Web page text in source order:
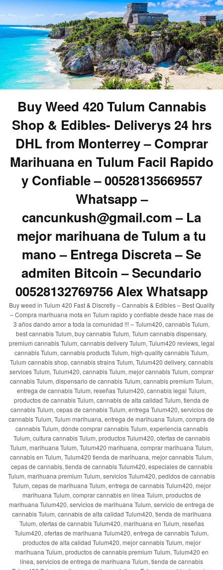
Buy Weed 420 Tulum Cannabis
Shop & Edibles- Deliverys 24 hrs
DHL from Monterrey – Comprar
Marihuana en Tulum Facil Rapido
y Confiable – 00528135669557
Whatsapp –
cancunkush@gmail.com – La
mejor marihuana de Tulum a tu
mano – Entrega Discreta – Se
admiten Bitcoin – Secundario
00528132769756 Alex Whatsapp
Buy weed in Tulum 420 Fast & Discretly – Cannabis & Edibles – Best Quality
– Compra marihuana mota en Tulum rapido y confiable desde hace mas de
3 años dando amor a toda la comunidad !!! – Tulum420, cannabis Tulum,
best cannabis Tulum, buy cannabis Tulum, Tulum cannabis dispensary,
premium cannabis Tulum, cannabis delivery Tulum, Tulum420 reviews, legal
cannabis Tulum, cannabis products Tulum, high-quality cannabis Tulum,
Tulum cannabis shop, cannabis strains Tulum, Tulum420 delivery, cannabis
services Tulum, Tulum420, cannabis Tulum, mejor cannabis Tulum, comprar
cannabis Tulum, dispensario de cannabis Tulum, cannabis premium Tulum,
entrega de cannabis Tulum, reseñas Tulum420, cannabis legal Tulum,
productos de cannabis Tulum, cannabis de alta calidad Tulum, tienda de
cannabis Tulum, cepas de cannabis Tulum, entrega Tulum420, servicios de
cannabis Tulum, Tulum marihuana, entrega de marihuana Tulum, compra de
cannabis Tulum, dónde comprar cannabis Tulum, experiencia cannabis
Tulum, cultura cannabis Tulum, productos Tulum420, ofertas de cannabis
Tulum, marihuana Tulum, Tulum420 marihuana, comprar marihuana Tulum,
cannabis en Tulum, Tulum420 tienda de marihuana, mejor cannabis Tulum,
cepas de cannabis, tienda de cannabis Tulum420, especiales de cannabis
Tulum, marihuana premium Tulum, servicios Tulum420, pedidos de cannabis
Tulum, cepas de marihuana Tulum, entrega de cannabis Tulum420, mejor
marihuana Tulum, comprar cannabis en línea Tulum, productos de
marihuana Tulum420, servicios de marihuana Tulum, servicio de entrega de
cannabis Tulum, cannabis de alta calidad Tulum420, tienda de marihuana
Tulum, ofertas de cannabis Tulum420, marihuana en Tulum, reseñas
Tulum420, ofertas de marihuana Tulum420, entrega de cannabis Tulum,
productos de alta calidad Tulum420, mejor cannabis Tulum, mejor
marihuana Tulum, productos de cannabis premium Tulum, Tulum420 en
línea, servicios de entrega de marihuana Tulum, tienda de cannabis